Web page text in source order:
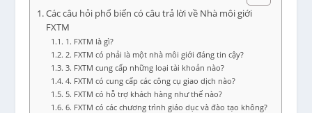
Các câu hỏi phổ biến có câu trả lời về Nhà môi giới
FXTM
1. FXTM là gì?
2. FXTM có phải là một nhà môi giới đáng tin cậy?
3. FXTM cung cấp những loại tài khoản nào?
4. FXTM có cung cấp các công cụ giao dịch nào?
5. FXTM có hỗ trợ khách hàng như thế nào?
6. FXTM có các chương trình giáo dục và đào tạo không?